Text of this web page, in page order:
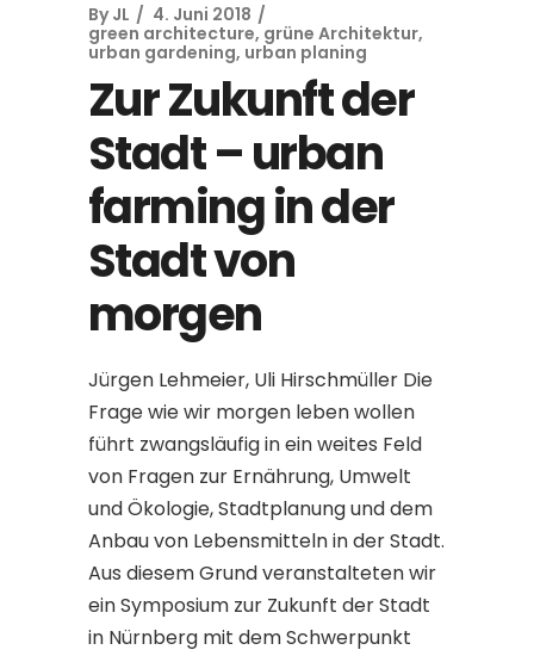
By JL
4. Juni 2018
green architecture, grüne Architektur,
urban gardening, urban planing
Zur Zukunft der
Stadt – urban
farming in der
Stadt von
morgen
Jürgen Lehmeier, Uli Hirschmüller Die
Frage wie wir morgen leben wollen
führt zwangsläufig in ein weites Feld
von Fragen zur Ernährung, Umwelt
und Ökologie, Stadtplanung und dem
Anbau von Lebensmitteln in der Stadt.
Aus diesem Grund veranstalteten wir
ein Symposium zur Zukunft der Stadt
in Nürnberg mit dem Schwerpunkt